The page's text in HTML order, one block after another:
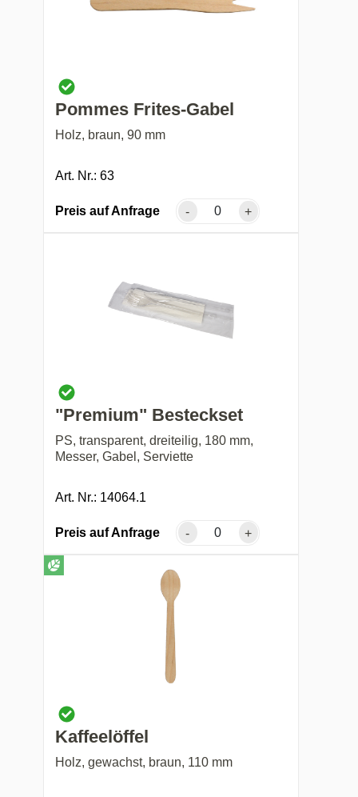
Pommes Frites-Gabel
Holz, braun, 90 mm
Art. Nr.: 63
Preis auf Anfrage - +
"Premium" Besteckset
PS, transparent, dreiteilig, 180 mm,
Messer, Gabel, Serviette
Art. Nr.: 14064.1
Preis auf Anfrage - +
Kaffeelöffel
Holz, gewachst, braun, 110 mm